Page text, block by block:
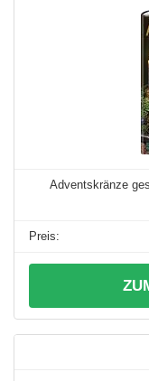
Adventskränze